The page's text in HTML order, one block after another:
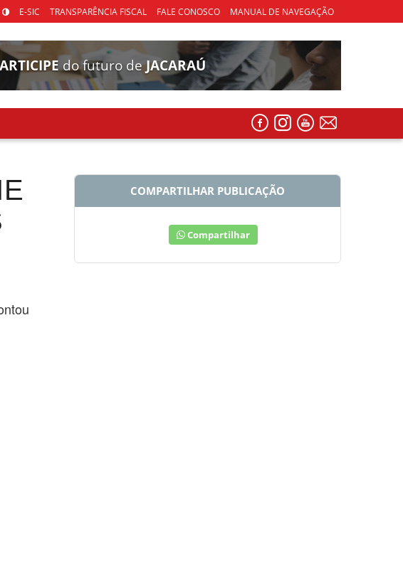
E-SIC TRANSPARÊNCIA FISCAL FALE CONOSCO MANUAL DE NAVEGAÇÃO
do futuro deJACARAÚ
COMPARTILHAR PUBLICAÇÃO
Compartilhar